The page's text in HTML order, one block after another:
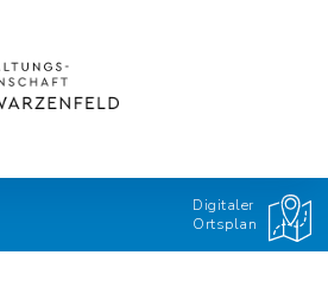
Digitaler
Ortsplan